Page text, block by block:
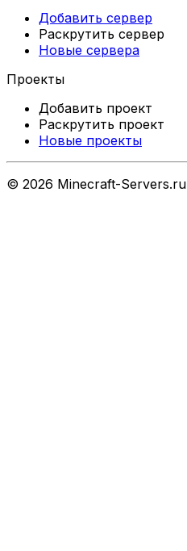
Добавить сервер
Раскрутить сервер
Новые сервера
Проекты
Добавить проект
Раскрутить проект
Новые проекты
© 2026 Minecraft-Servers.ru